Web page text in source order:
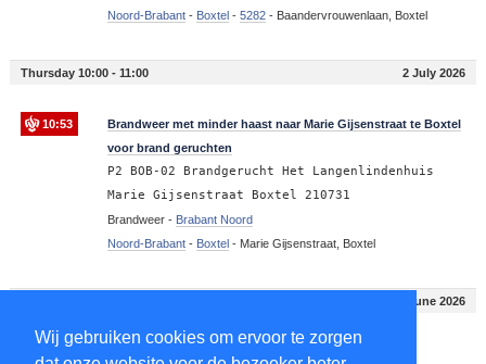
Wij gebruiken cookies om ervoor te zorgen
Noord-Brabant- Boxtel- 5282- Baandervrouwenlaan, Boxtel
Thursday 10:00 - 11:00 2 July 2026
10:53
Brandweer met minder haast naar Marie Gijsenstraat te Boxtel
voor brand geruchten
P2 BOB-02 Brandgerucht Het Langenlindenhuis
Marie Gijsenstraat Boxtel 210731
Brandweer - Brabant Noord
Noord-Brabant- Boxtel- Marie Gijsenstraat, Boxtel
22 June 2026